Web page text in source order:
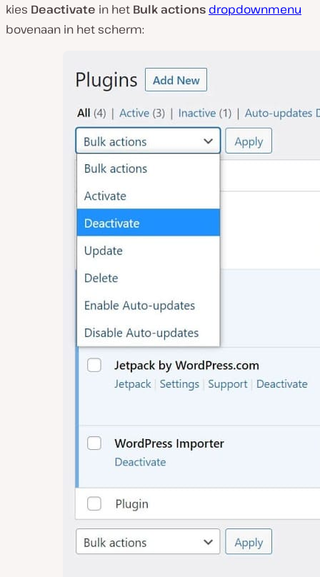
kies Deactivate in het Bulk actions dropdownmenu
bovenaan in het scherm: